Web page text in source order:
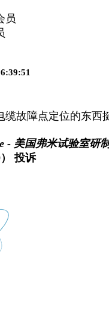
员
缆故障点定位的东西
- 美国弗米试验室研
投诉